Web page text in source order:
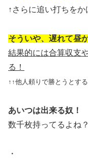
↑さらに追い打ちをか
そういや、遅れて昼
結果的には合算収支
る！
↑↑他人頼りで勝とうとす
あいつは出来る奴！
数千枚持ってるよね？
・